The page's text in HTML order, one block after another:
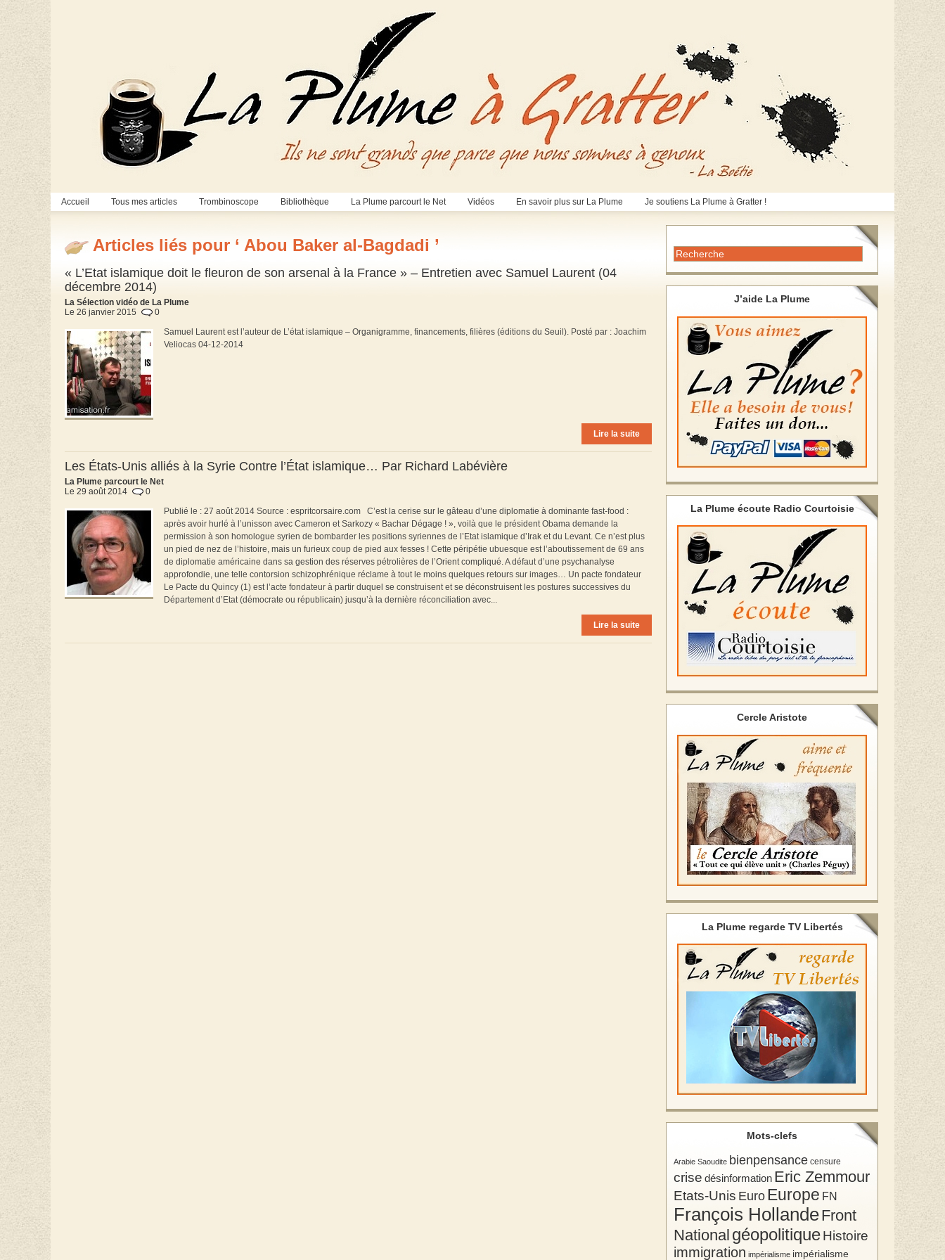
Accueil Tous mes articles Trombinoscope Bibliothèque La Plume parcourt le Net Vidéos En savoir plus sur La Plume Je soutiens La Plume à Gratter !
Articles liés pour ‘ Abou Baker al-Bagdadi ’
« L’Etat islamique doit le fleuron de son arsenal à la France » – Entretien avec Samuel Laurent (04
décembre 2014)
La Sélection vidéo de La Plume
Le 26 janvier 2015
0
Samuel Laurent est l’auteur de L’état islamique – Organigramme, financements, filières (éditions du Seuil). Posté par : Joachim
Veliocas 04-12-2014
Lire la suite
Les États-Unis alliés à la Syrie Contre l’État islamique… Par Richard Labévière
La Plume parcourt le Net
Le 29 août 2014
0
Publié le : 27 août 2014 Source : espritcorsaire.com C’est la cerise sur le gâteau d’une diplomatie à dominante fast-food :
après avoir hurlé à l’unisson avec Cameron et Sarkozy « Bachar Dégage ! », voilà que le président Obama demande la
permission à son homologue syrien de bombarder les positions syriennes de l’Etat islamique d’Irak et du Levant. Ce n’est plus
un pied de nez de l’histoire, mais un furieux coup de pied aux fesses ! Cette péripétie ubuesque est l’aboutissement de 69 ans
de diplomatie américaine dans sa gestion des réserves pétrolières de l’Orient compliqué. A défaut d’une psychanalyse
approfondie, une telle contorsion schizophrénique réclame à tout le moins quelques retours sur images… Un pacte fondateur
Le Pacte du Quincy (1) est l’acte fondateur à partir duquel se construisent et se déconstruisent les postures successives du
Département d’Etat (démocrate ou républicain) jusqu’à la dernière réconciliation avec...
Lire la suite
J’aide La Plume
La Plume écoute Radio Courtoisie
Cercle Aristote
La Plume regarde TV Libertés
Mots-clefs
Arabie Saoudite bienpensance censure
crise désinformation Eric Zemmour
Etats-Unis Euro Europe FN
François HollandeFront
National géopolitiqueHistoire
immigration impérialisme impérialisme